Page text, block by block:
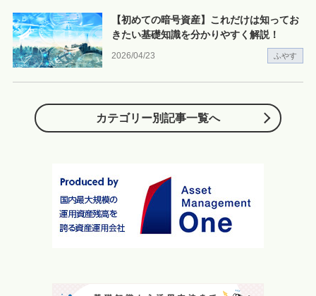
2026/04/23 ふやす
【初めての暗号資産】これだけは知ってお
きたい基礎知識を分かりやすく解説！
カテゴリー別記事一覧へ